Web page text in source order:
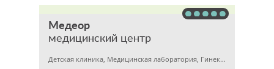
Медеор
медицинский центр
Детская клиника, Медицинская лаборатория, Гинекология